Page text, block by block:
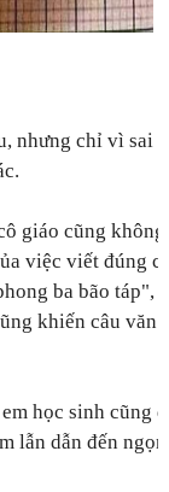
nhưng chỉ vì sai
giáo cũng
việc viết đúng
ba bão táp",
khiến câu văn
học sinh cũng
lẫn dẫn đến